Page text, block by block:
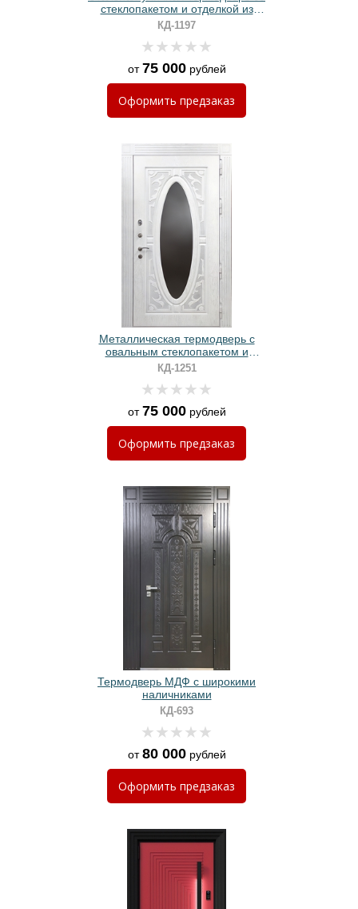
стеклопакетом и отделкой из
влагостойких панелей МДФ
КД-1197
от75 000рублей
Оформить предзаказ
Металлическая термодверь с
овальным стеклопакетом и
панелями МДФ белого цвета
КД-1251
от75 000рублей
Оформить предзаказ
Термодверь МДФ с широкими
наличниками
КД-693
от80 000рублей
Оформить предзаказ